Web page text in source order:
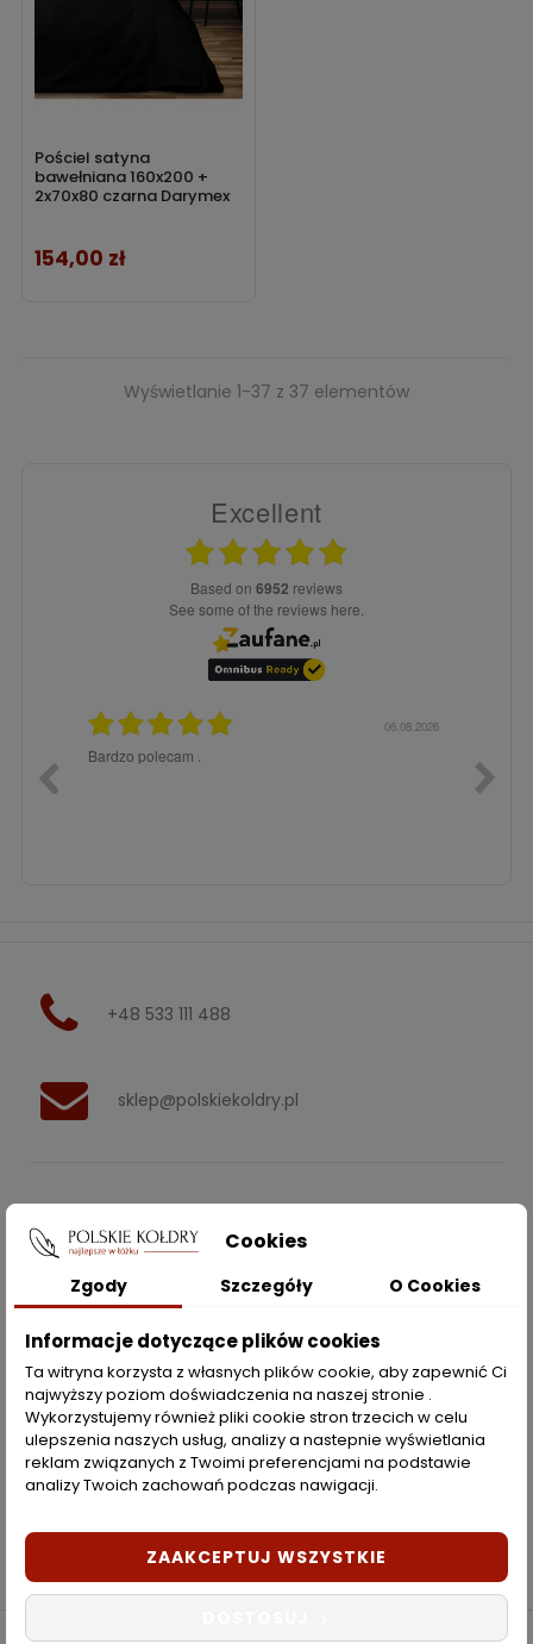
Pościel satyna
bawełniana 160x200 +
2x70x80 czarna Darymex
Cena
154,00 zł
Wyświetlanie 1-37 z 37 elementów
Excellent
based on 6952 reviews
see some of the reviews here.
06.08.2026
Bardzo polecam .
+48 533 111 488
sklep@polskiekoldry.pl
INFORMACJE 
ZAKUPY
Moje konto
Opcje dostawy
Metody płatności
Zwroty i reklamacje
Cookies
Zgody Szczegóły O Cookies
Informacje dotyczące plików cookies
Ta witryna korzysta z własnych plików cookie, aby zapewnić Ci
najwyższy poziom doświadczenia na naszej stronie .
Wykorzystujemy również pliki cookie stron trzecich w celu
ulepszenia naszych usług, analizy a nastepnie wyświetlania
reklam związanych z Twoimi preferencjami na podstawie
analizy Twoich zachowań podczas nawigacji.
ZAAKCEPTUJ WSZYSTKIE